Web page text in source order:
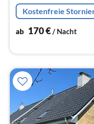
Kostenfreie
ab 170€/ Nacht